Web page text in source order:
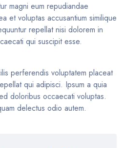
magni eum repudiandae
et voluptas accusantium similique
repellat nisi dolorem in
qui suscipit esse.
perferendis voluptatem placeat
qui adipisci. Ipsum a quia
doloribus occaecati voluptas.
delectus odio autem.